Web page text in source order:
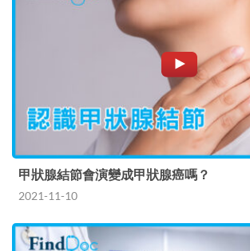
甲狀腺結節會演變成甲狀腺癌嗎？
2021-11-10